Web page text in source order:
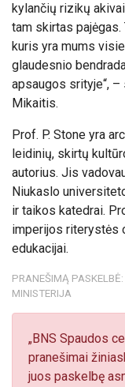
kylančių rizikų
tam skirtas
kuris yra mums
glaudesnio
apsaugos srityje“,
Mikaitis.
Prof. P. Stone yra
leidinių, skirtų
autorius. Jis
Niukaslo
ir taikos katedrai.
imperijos riterystės
edukacijai.
PRANEŠIMĄ
MINISTERIJA
„BNS Spaudos
pranešimai
juos paskelbę